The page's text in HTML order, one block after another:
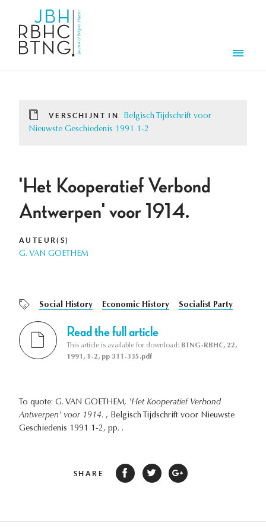
VERSCHIJNT IN
Belgisch Tijdschrift voor
Nieuwste Geschiedenis 1991 1-2
'Het Kooperatief Verbond
Antwerpen' voor 1914.
AUTEUR(S)
G. VAN GOETHEM
Social History Economic History Socialist Party
Read the full article
This article is available for download: BTNG-RBHC, 22,
1991, 1-2, pp 311-335.pdf
To quote: G. VAN GOETHEM, 'Het Kooperatief Verbond
Antwerpen' voor 1914. , Belgisch Tijdschrift voor Nieuwste
Geschiedenis 1991 1-2, pp. .
SHARE